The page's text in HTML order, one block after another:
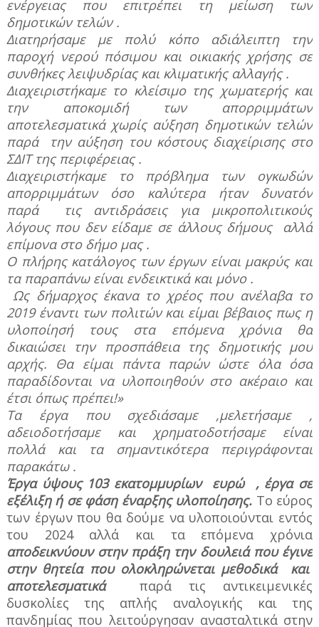
ενέργειας που επιτρέπει τη μείωση των
δημοτικών τελών .
Διατηρήσαμε με πολύ κόπο αδιάλειπτη την
παροχή νερού πόσιμου και οικιακής χρήσης σε
συνθήκες λειψυδρίας και κλιματικής αλλαγής .
Διαχειριστήκαμε το κλείσιμο της χωματερής και
την αποκομιδή των απορριμμάτων
αποτελεσματικά χωρίς αύξηση δημοτικών τελών
παρά
την αύξηση του κόστους διαχείρισης στο
ΣΔΙΤ της περιφέρειας .
Διαχειριστήκαμε το πρόβλημα των ογκωδών
απορριμμάτων όσο καλύτερα ήταν δυνατόν
παρά
τις αντιδράσεις για μικροπολιτικούς
λόγους που δεν είδαμε σε άλλους δήμους
αλλά
επίμονα στο δήμο μας .
Ο πλήρης κατάλογος των έργων είναι μακρύς και
τα παραπάνω είναι ενδεικτικά και μόνο .
Ως δήμαρχος έκανα το χρέος που ανέλαβα το
2019 έναντι των πολιτών και είμαι βέβαιος πως η
υλοποίησή τους στα επόμενα χρόνια θα
δικαιώσει την προσπάθεια της δημοτικής μου
αρχής. Θα είμαι πάντα παρών ώστε όλα όσα
παραδίδονται να υλοποιηθούν στο ακέραιο και
έτσι όπως πρέπει!»
Τα έργα που σχεδιάσαμε ,μελετήσαμε ,
αδειοδοτήσαμε και χρηματοδοτήσαμε είναι
πολλά και τα σημαντικότερα περιγράφονται
παρακάτω .
Έργα ύψους 103 εκατομμυρίων
ευρώ
, έργα σε
εξέλιξη ή σε φάση έναρξης υλοποίησης. Το εύρος
των έργων που θα δούμε να υλοποιούνται εντός
του 2024 αλλά και τα επόμενα χρόνια
αποδεικνύουν στην πράξη την δουλειά που έγινε
στην θητεία που ολοκληρώνεται μεθοδικά
και
αποτελεσματικά
παρά τις αντικειμενικές
δυσκολίες της απλής αναλογικής και της
πανδημίας που λειτούργησαν ανασταλτικά στην